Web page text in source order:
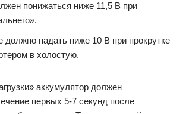
понижаться ниже 11,5 В при
должно падать ниже 10 В при прокрутке
в холостую.
аккумулятор должен
первых 5-7 секунд после